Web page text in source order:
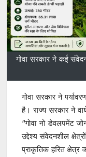
गोवा सरकार ने कई
गोवा सरकार ने
है। राज्य सरकार ने
“गोवा नो डेवलपमेंट
उद्देश्य संवेदनशील
प्राकृतिक हरित क्षेत्र